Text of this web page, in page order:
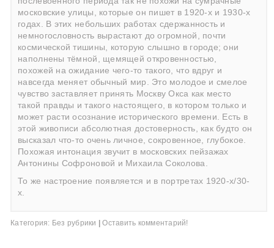
московские улицы, которые он пишет в 1920-х и 1930-х
годах. В этих небольших работах сдержанность и
немногословность вырастают до огромной, почти
космической тишины, которую слышно в городе; они
наполнены тёмной, щемящей откровенностью,
похожей на ожидание чего-то такого, что вдруг и
навсегда меняет обычный мир. Это молодое и смелое
чувство заставляет принять Москву Окса как место
такой правды и такого настоящего, в котором только и
может расти осознание исторического времени. Есть в
этой живописи абсолютная достоверность, как будто он
высказал что-то очень личное, сокровенное, глубокое.
Похожая интонация звучит в московских пейзажах
Антонины Софроновой и Михаила Соколова.
То же настроение появляется и в портретах 1920-х/30-
х.
Категория: Без рубрики Оставить комментарий!